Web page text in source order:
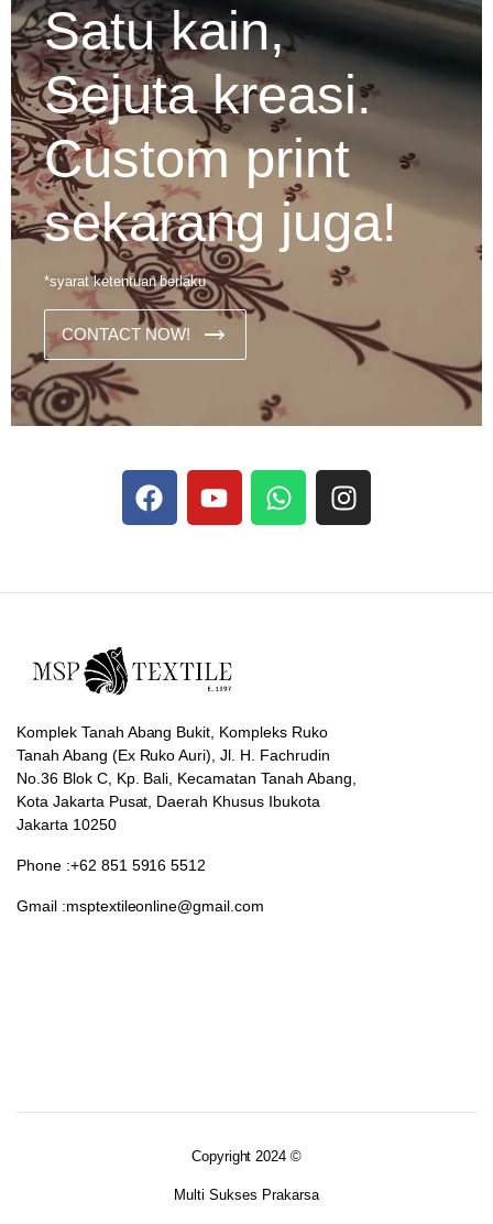
Satu kain,
Sejuta kreasi.
Custom print
sekarang juga!
*syarat ketentuan berlaku
CONTACT NOW!
francophones.
Komplek Tanah Abang Bukit, Kompleks Ruko
Tanah Abang (Ex Ruko Auri), Jl. H. Fachrudin
No.36 Blok C, Kp. Bali, Kecamatan Tanah Abang,
Kota Jakarta Pusat, Daerah Khusus Ibukota
Jakarta 10250
Phone :+62 851 5916 5512
Gmail :msptextileonline@gmail.com
Copyright 2024 ©
Multi Sukses Prakarsa